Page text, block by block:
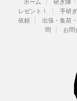
ホーム 研ぎ陣
レゼント！
手研
依頼
出張・集荷
問
お問